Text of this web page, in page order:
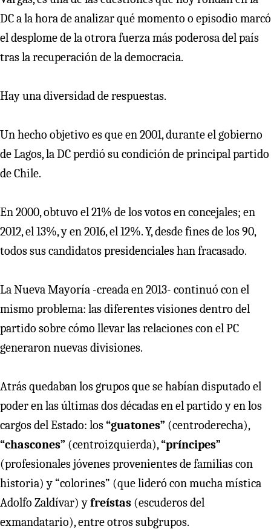
DC a la hora de analizar qué momento o episodio marcó
el desplome de la otrora fuerza más poderosa del país
tras la recuperación de la democracia.
Hay una diversidad de respuestas.
Un hecho objetivo es que en 2001, durante el gobierno
de Lagos, la DC perdió su condición de principal partido
de Chile.
En 2000, obtuvo el 21% de los votos en concejales; en
2012, el 13%, y en 2016, el 12%. Y, desde fines de los 90,
todos sus candidatos presidenciales han fracasado.
La Nueva Mayoría -creada en 2013- continuó con el
mismo problema: las diferentes visiones dentro del
partido sobre cómo llevar las relaciones con el PC
generaron nuevas divisiones.
Atrás quedaban los grupos que se habían disputado el
poder en las últimas dos décadas en el partido y en los
cargos del Estado: los“guatones” (centroderecha),
“chascones” (centroizquierda),“príncipes”
(profesionales jóvenes provenientes de familias con
historia) y “colorines” (que lideró con mucha mística
Adolfo Zaldívar) yfreístas (escuderos del
exmandatario), entre otros subgrupos.